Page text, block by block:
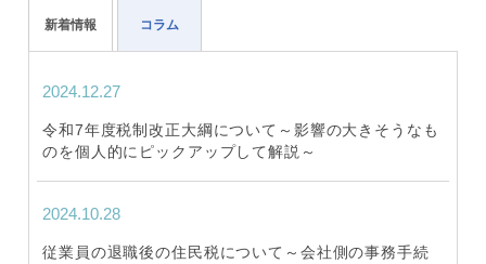
新着情報 コラム
2024.12.27
令和7年度税制改正大綱について～影響の大きそうなも
のを個人的にピックアップして解説～
2024.10.28
従業員の退職後の住民税について～会社側の事務手続